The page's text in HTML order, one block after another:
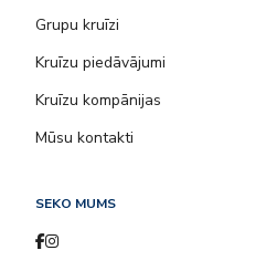
Grupu kruīzi
Kruīzu piedāvājumi
Kruīzu kompānijas
Mūsu kontakti
SEKO MUMS